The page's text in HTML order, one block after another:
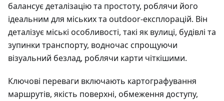
балансує деталізацію та простоту, роблячи його
ідеальним для міських та outdoor-експлорацій. Він
деталізує міські особливості, такі як вулиці, будівлі та
зупинки транспорту, водночас спрощуючи
візуальний безлад, роблячи карти чіткішими.
Ключові переваги включають картографування
маршрутів, якість поверхні, обмеження доступу,